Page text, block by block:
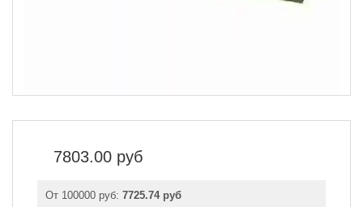
7803.00 руб
От 100000 руб: 7725.74 руб